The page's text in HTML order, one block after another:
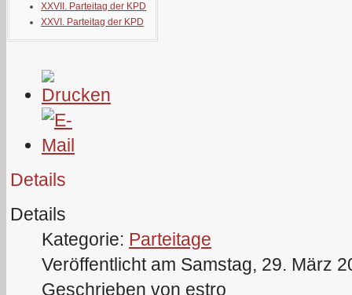
XXVII. Parteitag der KPD
XXVI. Parteitag der KPD
Details
Details
Kategorie: Parteitage
Veröffentlicht am Samstag, 29. März
Geschrieben von estro